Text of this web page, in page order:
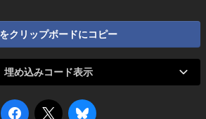
クリップボードにコピー
埋め込みコード表示